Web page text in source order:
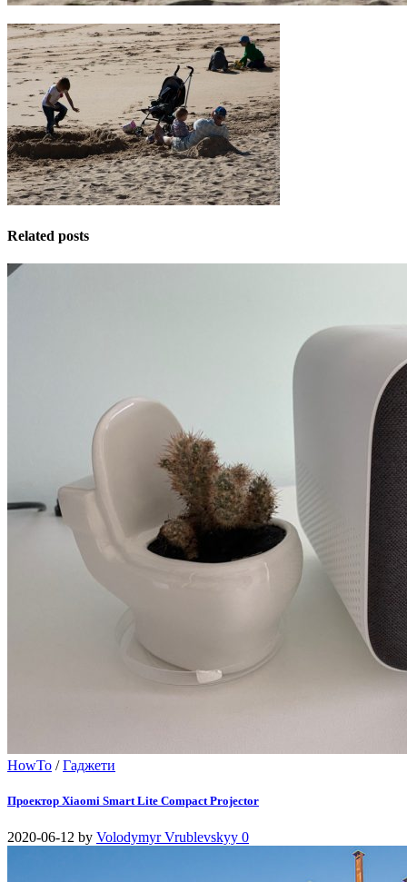
Related posts
HowTo /Гаджети
Проектор Xiaomi Smart Lite Compact Projector
2020-06-12 by Volodymyr Vrublevskyy 0